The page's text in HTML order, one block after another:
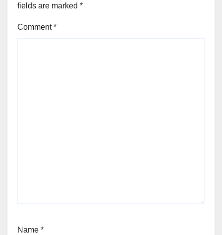
fields are marked *
Comment*
Name *